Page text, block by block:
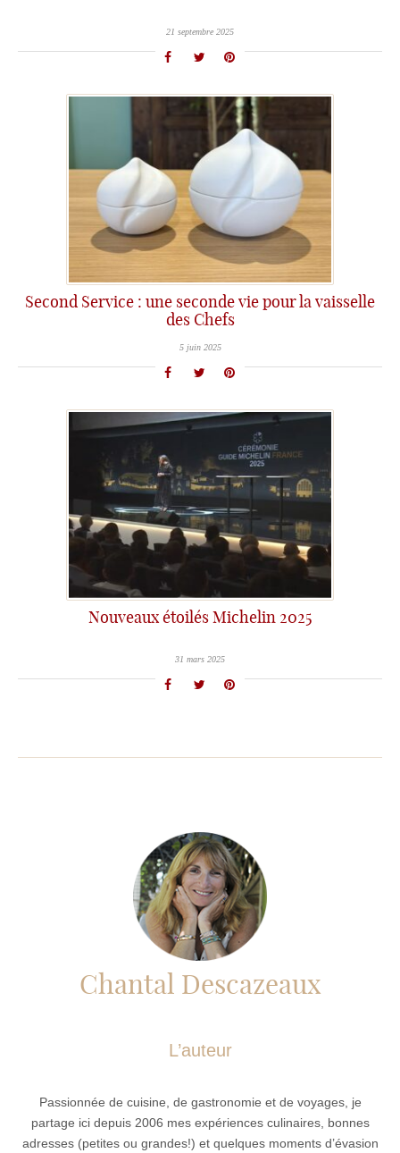
21 septembre 2025
Second Service : une seconde vie pour la vaisselle
des Chefs
5 juin 2025
Nouveaux étoilés Michelin 2025
31 mars 2025
Chantal Descazeaux
L’auteur
Passionnée de cuisine, de gastronomie et de voyages, je
partage ici depuis 2006 mes expériences culinaires, bonnes
adresses (petites ou grandes!) et quelques moments d’évasion